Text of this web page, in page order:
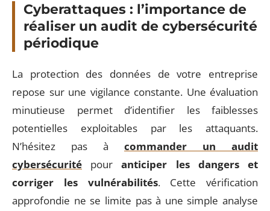
Cyberattaques : l’importance de
réaliser un audit de cybersécurité
périodique
La protection des données de votre entreprise
repose sur une vigilance constante. Une évaluation
minutieuse permet d’identifier les faiblesses
potentielles exploitables par les attaquants.
N’hésitez pas à commander un audit
cybersécurité pouranticiper les dangers et
corriger les vulnérabilités. Cette vérification
approfondie ne se limite pas à une simple analyse